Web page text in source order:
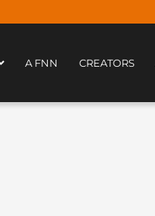
A FNN CREATORS